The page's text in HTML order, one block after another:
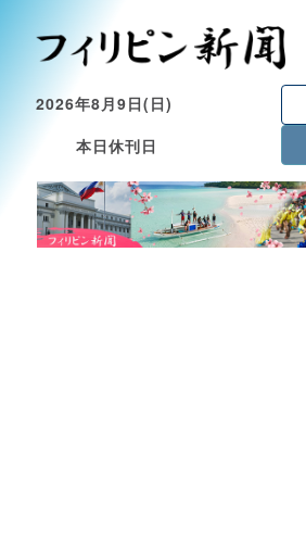
2026年8月9日(日)
本日休刊日